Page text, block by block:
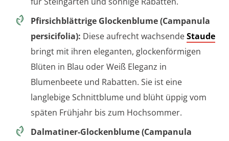
Pfirsichblättrige Glockenblume (Campanula
persicifolia): Diese aufrecht wachsendeStaude
bringt mit ihren eleganten, glockenförmigen
Blüten in Blau oder Weiß Eleganz in
Blumenbeete und Rabatten. Sie ist eine
langlebige Schnittblume und blüht üppig vom
späten Frühjahr bis zum Hochsommer.
Dalmatiner-Glockenblume (Campanula